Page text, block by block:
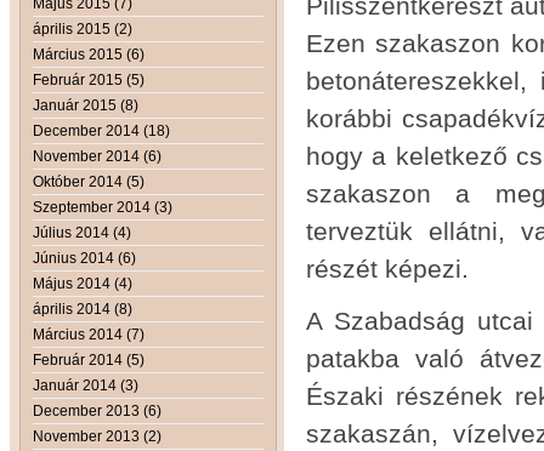
április 2015 (2)
Március 2015 (6)
Február 2015 (5)
Január 2015 (8)
December 2014 (18)
November 2014 (6)
Október 2014 (5)
Szeptember 2014 (3)
Július 2014 (4)
Június 2014 (6)
Május 2014 (4)
április 2014 (8)
Március 2014 (7)
Február 2014 (5)
Január 2014 (3)
December 2013 (6)
November 2013 (2)
Ezen szakaszon
korábbi
hogy a keletkező
szakaszon a
terveztük ellátni,
részét képezi.
A Szabadság
patakba való
Északi részének
szakaszán,